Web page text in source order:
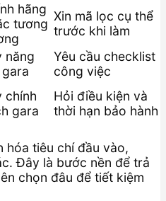
hãng
tương
Xin mã lọc cụ thể
trước khi làm
năng
Yêu cầu checklist
công việc
chính
gara
Hỏi điều kiện và
thời hạn bảo hành
hóa tiêu chí đầu vào,
Đây là bước nền để trả
chọn đâu để tiết kiệm